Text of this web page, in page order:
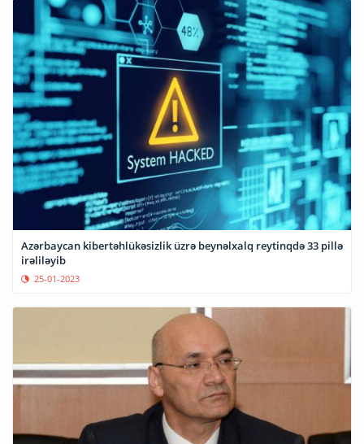
Azərbaycan kibertəhlükəsizlik üzrə beynəlxalq reytinqdə 33 pillə
irəliləyib
25-01-2023